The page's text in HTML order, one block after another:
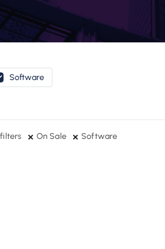
Software
On Sale Software